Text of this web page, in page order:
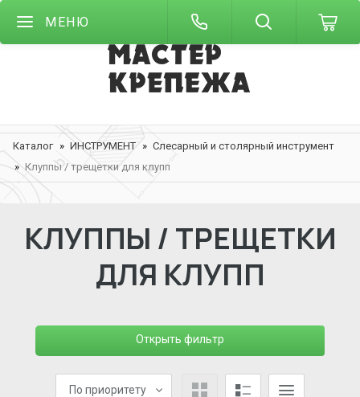
МЕНЮ
Каталог ИНСТРУМЕНТ
Слесарный и столярный инструмент
Клуппы / трещетки для клупп
КЛУППЫ / ТРЕЩЕТКИ
ДЛЯ КЛУПП
Открыть фильтр
По приоритету